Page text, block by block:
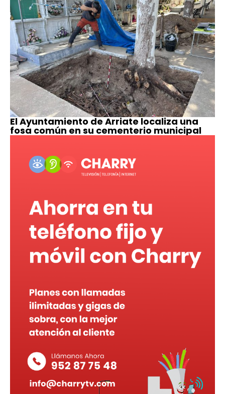
El Ayuntamiento de Arriate localiza una
fosa común en su cementerio municipal